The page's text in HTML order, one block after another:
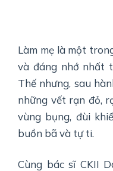
Làm mẹ là một
và đáng nhớ nhất
Thế nhưng, sau
những vết rạn đỏ,
vùng bụng, đùi
buồn bã và tự ti.
Cùng bác sĩ CKII